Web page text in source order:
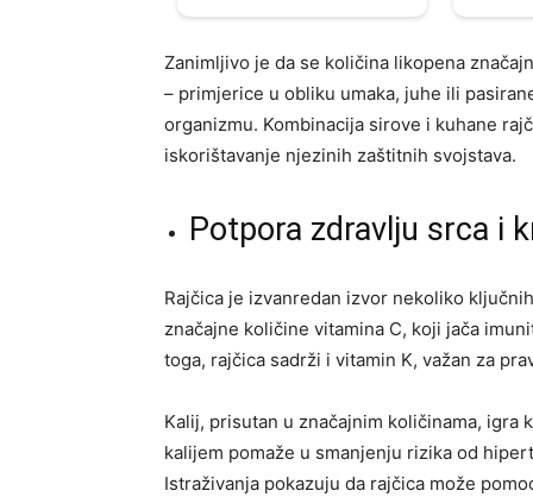
Zanimljivo je da se količina likopena
– primjerice u obliku umaka, juhe ili
organizmu. Kombinacija sirove i kuhane
iskorištavanje njezinih zaštitnih svojstava.
Potpora zdravlju srca i
Rajčica je izvanredan izvor nekoliko
značajne količine vitamina C, koji jača
toga, rajčica sadrži i vitamin K, važan za
Kalij, prisutan u značajnim količinama, igra
kalijem pomaže u smanjenju rizika od
Istraživanja pokazuju da rajčica može